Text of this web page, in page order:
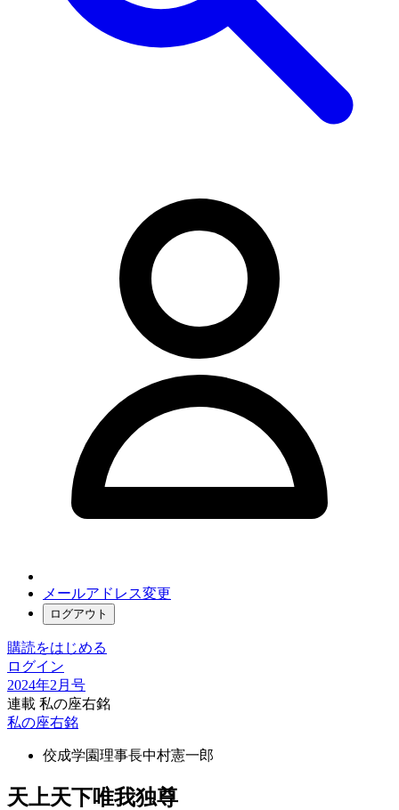
メールアドレス変更
ログアウト
購読をはじめる
ログイン
2024年2月号
連載 私の座右銘
私の座右銘
佼成学園理事長中村憲一郎
天上天下唯我独尊